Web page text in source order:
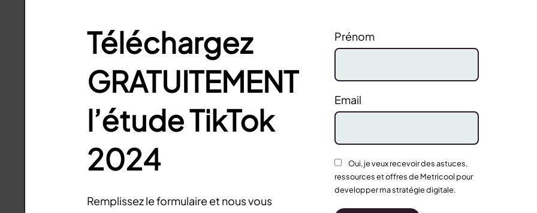
Téléchargez
GRATUITEMENT
l’étude TikTok
2024
Remplissez le formulaire et nous vous
Prénom
Email
Oui, je veux recevoir des astuces,
ressources et offres de Metricool pour
developper ma stratégie digitale.